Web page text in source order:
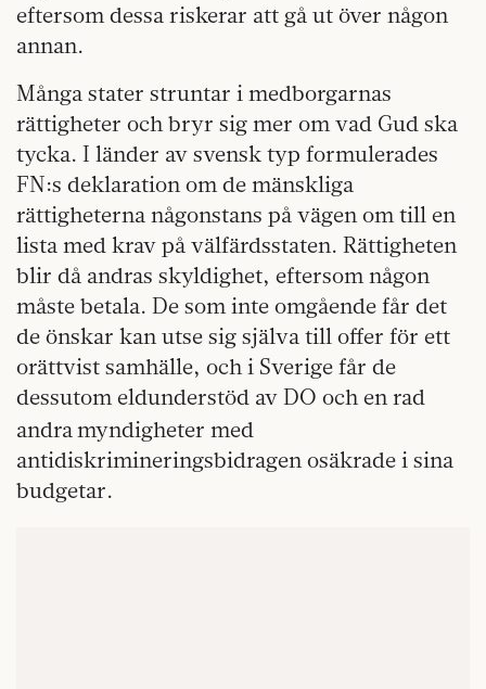
eftersom dessa riskerar att gå ut över någon
annan.
Många stater struntar i medborgarnas
rättigheter och bryr sig mer om vad Gud ska
tycka. I länder av svensk typ formulerades
FN:s deklaration om de mänskliga
rättigheterna någonstans på vägen om till en
lista med krav på välfärdsstaten. Rättigheten
blir då andras skyldighet, eftersom någon
måste betala. De som inte omgående får det
de önskar kan utse sig själva till offer för ett
orättvist samhälle, och i Sverige får de
dessutom eldunderstöd av DO och en rad
andramyndigheter med
antidiskrimineringsbidragen osäkrade i sina
budgetar.